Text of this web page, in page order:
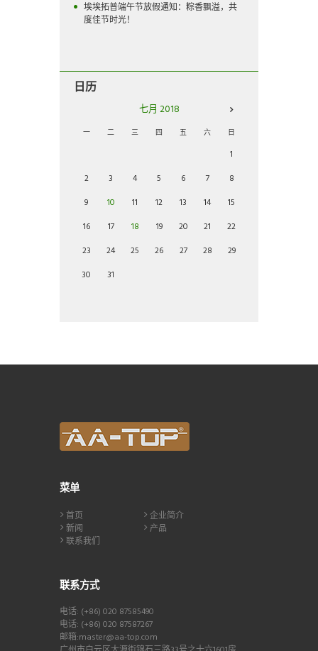
埃埃拓普端午节放假通知：粽香飘溢，共
度佳节时光！
日历
七月 2018
一 二 三 四 五 六 日
1
2
3 4 5 6 7
8
9
10 11 12 13 14
15
16
17 18 19 20 21
22
23
24 25 26 27 28
29
30
31
菜单
首页
企业简介
新闻
产品
联系我们
联系方式
电话: (+86) 020 87585490
电话: (+86) 020 87587267
邮箱:master@aa-top.com